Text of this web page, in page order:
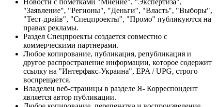
"Заявление", "Регионы", "Деньги", "Власть", "Выборы",
"Тест-драйв", "Спецпроекты", "Промо" публикуются на
правах рекламы.
Раздел Спецпроекты создается совместно с
коммерческими партнерами.
Любое копирование, публикация, републикация и
другое распространение информации, которое содержит
ссылку на "Интерфакс-Украина", EPA / UPG, строго
воспрещается.
Владелец веб-страницы в разделе Я- Корреспондент
является автор публикации.